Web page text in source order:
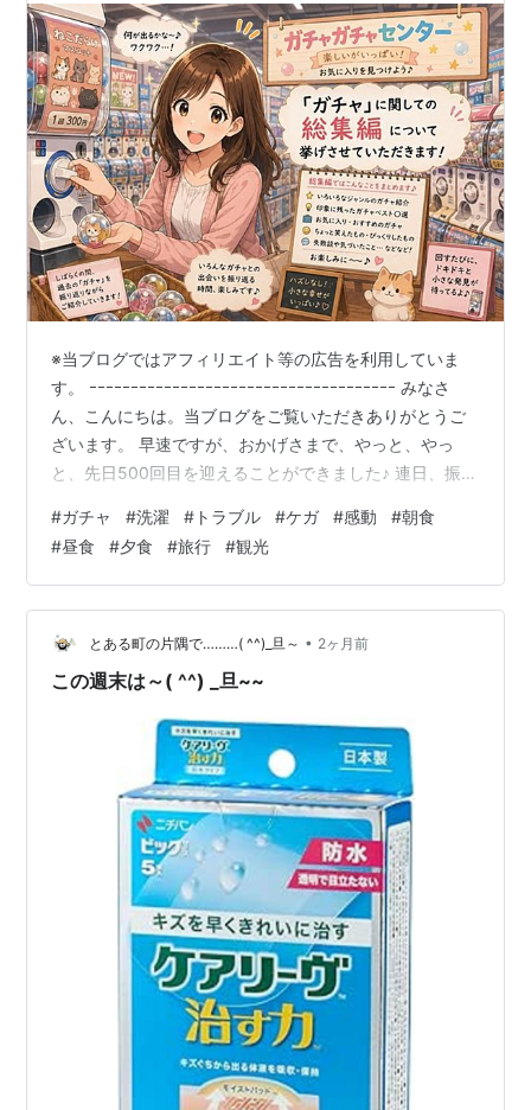
※当ブログではアフィリエイト等の広告を利用していま
す。 ｰｰｰｰｰｰｰｰｰｰｰｰｰｰｰｰｰｰｰｰｰｰｰｰｰｰｰｰｰｰｰｰｰｰｰｰｰ みなさ
ん、こんにちは。当ブログをご覧いただきありがとうご
ざいます。 早速ですが、おかげさまで、やっと、やっ
と、先日500回目を迎えることができました♪ 連日、振り
＊ 目次 ＊＊＊ ■ はじめに。。。 ○ ということで。。。
○ 正直なところ・・・■ 総集編の総集編 ○ 500回を振
り返ってみた（１．ガチャ総集編） ○ 500回を振り返っ
てみた（２．生活面総集編） ○ 500回を振り返ってみた
（３．トラブル総集編）…
#ガチャ #洗濯 # トラブル #ケガ #感動 #朝食
#昼食 #夕食 #旅行 #観光
とある町の片隅で………( ^^)_旦～ • 2ヶ月前
この週末は～( ^^) _旦~~